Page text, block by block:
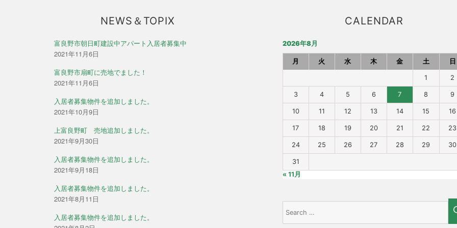
NEWS＆TOPIX
富良野市朝日町建設中アパート入居者募集中
2021年11月6日
富良野市扇町に売地でました！
2021年11月6日
入居者募集物件を追加しました。
2021年10月9日
上富良野町 売地追加しました。
2021年9月30日
入居者募集物件を追加しました。
2021年9月18日
入居者募集物件を追加しました。
2021年8月11日
入居者募集物件を追加しました。
CALENDAR
2026年8月
月 火 水 木 金 土 日
1 2
3 4 5 6 7 8 9
10 11 12 13 14 15 16
17 18 19 20 21 22 23
24 25 26 27 28 29 30
31
« 11月
Search
for: